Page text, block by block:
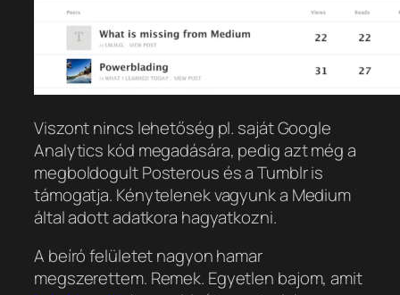
Viszont nincs lehetőség pl. saját Google
Analytics kód megadására, pedig azt még a
megboldogult Posterous és a Tumblr is
támogatja. Kénytelenek vagyunk a Medium
által adott adatkora hagyatkozni.
A beíró felületet nagyon hamar
megszerettem. Remek. Egyetlen bajom, amit